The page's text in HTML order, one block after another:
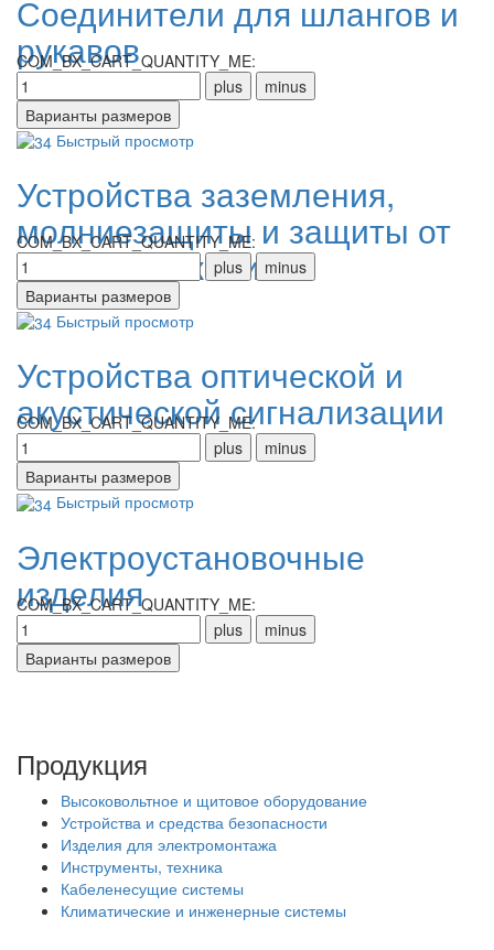
Соединители для шлангов и
рукавов
COM_BX_CART_QUANTITY_ME:
Быстрый просмотр
Устройства заземления,
молниезащиты и защиты от
перенапряжений
COM_BX_CART_QUANTITY_ME:
Быстрый просмотр
Устройства оптической и
акустической сигнализации
COM_BX_CART_QUANTITY_ME:
Быстрый просмотр
Электроустановочные
изделия
COM_BX_CART_QUANTITY_ME:
Продукция
Высоковольтное и щитовое оборудование
Устройства и средства безопасности
Изделия для электромонтажа
Инструменты, техника
Кабеленесущие системы
Климатические и инженерные системы